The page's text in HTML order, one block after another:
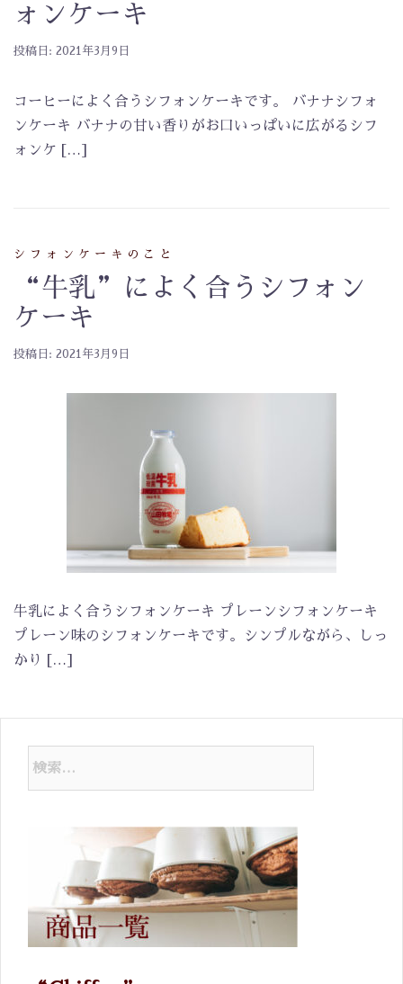
ォンケーキ
投稿日: 2021年3月9日
コーヒーによく合うシフォンケーキです。 バナナシフォ
ンケーキ バナナの甘い香りがお口いっぱいに広がるシフ
ォンケ […]
シフォンケーキのこと
“牛乳”によく合うシフォン
ケーキ
投稿日: 2021年3月9日
牛乳によく合うシフォンケーキ プレーンシフォンケーキ
プレーン味のシフォンケーキです。シンプルながら、しっ
かり […]